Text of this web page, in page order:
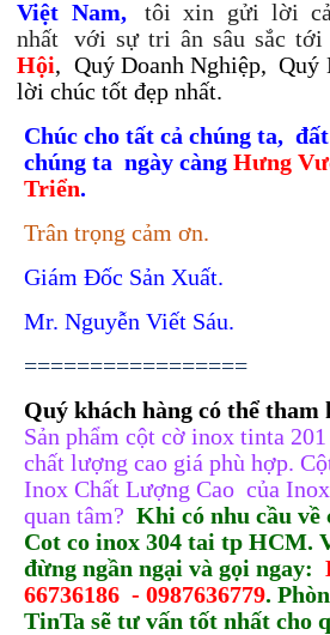
Việt Nam,.
tôi xin gửi lời
nhất
với sự tri ân sâu sắc
Hội, Quý Doanh Nghiệp, Quý
lời chúc tốt đẹp nhất.
Chúc cho tất cả chúng ta,
chúng ta ngày càng Hưng
Triển.
Trân trọng cảm ơn.
Giám Đốc Sản Xuất.
Mr. Nguyễn Viết Sáu.
=================
Quý khách hàng có thể tham
Sản phẩm cột cờ inox tinta
chất lượng cao giá phù hợp.
Inox Chất Lượng Cao của
quan tâm? Khi có nhu cầu về
Cot co inox 304 tai tp HCM.
đừng ngần ngại và gọi ngay:
66736186 - 0987636779.
TinTa sẽ tư vấn tốt nhất cho